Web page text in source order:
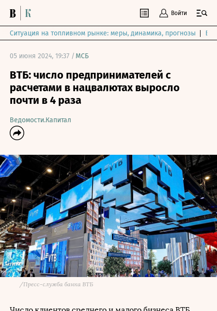
Войти
Ситуация на топливном рынке: меры, динамика, прогнозы
05 июня 2024, 19:37 / МСБ
ВТБ: число предпринимателей с
расчетами в нацвалютах выросло
почти в 4 раза
Ведомости.Капитал
/Пресс-служба банка ВТБ